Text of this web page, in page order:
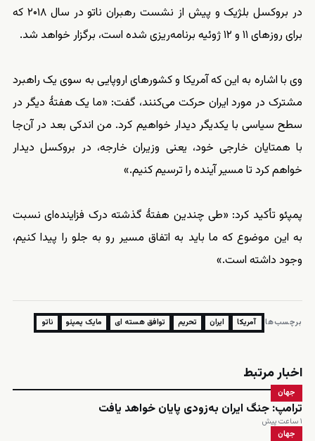
در بروکسل بلژیک و پیش از نشست رهبران ناتو در سال ۲۰۱۸ که
برای روزهای ۱۱ و ۱۲ ژوئیه برنامه‌ریزی شده است، برگزار خواهد شد.
وی با اشاره به این که آمریکا و کشورهای اروپایی به سوی یک راهبرد
مشترک در مورد ایران حرکت می‌کنند، گفت: «ما یک هفتهٔ دیگر در
سطح سیاسی با یکدیگر دیدار خواهیم کرد. من اندکی بعد در آن‌جا
با همتایان خارجی خود، یعنی وزیران خارجه، در بروکسل دیدار
خواهم کرد تا مسیر آینده را ترسیم کنیم.»
پمپئو تأکید کرد: «طی چندین هفتهٔ گذشته درک فزاینده‌ای نسبت
به این موضوع که ما باید به اتفاق مسیر رو به جلو را پیدا کنیم،
وجود داشته است.»
برچسب‌ها: آمریکا ایران تحریم توافق هسته ای مایک پمپئو ناتو
اخبار مرتبط
جهان
ترامپ: جنگ ایران به‌زودی پایان خواهد یافت
۱ ساعت پیش
جهان